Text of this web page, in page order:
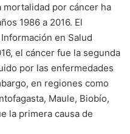
mortalidad por cáncer ha
1986 a 2016. El
en Salud
el cáncer fue la segunda
por las enfermedades
en regiones como
Maule, Biobío,
la primera causa de